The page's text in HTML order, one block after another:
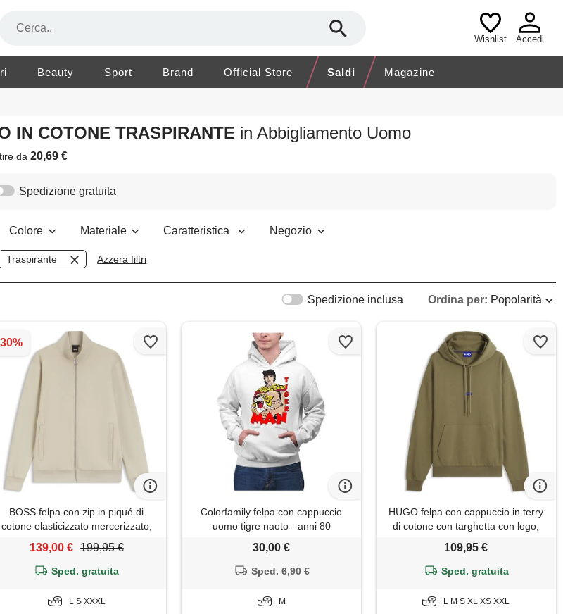
Wishlist Accedi
Beauty Sport Brand Official Store Saldi Magazine
IN COTONE TRASPIRANTE in Abbigliamento Uomo
da20,69 €
Spedizione gratuita
Colore Materiale Caratteristica Negozio
Traspirante Azzera filtri
Ordina per: Popolarità
Spedizione inclusa
BOSS felpa con zip in piqué di
cotone elasticizzato mercerizzato,
beige chiaro
139,00 € 199,95 €
Sped. gratuita
L S XXXL
Colorfamily felpa con cappuccio
uomo tigre naoto - anni 80
30,00 €
Sped. 6,90 €
M
HUGO felpa con cappuccio in terry
di cotone con targhetta con logo,
oliva
109,95 €
Sped. gratuita
L M S XL XS XXL